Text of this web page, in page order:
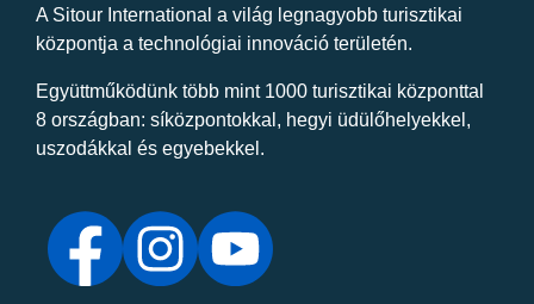
A Sitour International a világ legnagyobb turisztikai
központja a technológiai innováció területén.
Együttműködünk több mint 1000 turisztikai központtal
8 országban: síközpontokkal, hegyi üdülőhelyekkel,
uszodákkal és egyebekkel.